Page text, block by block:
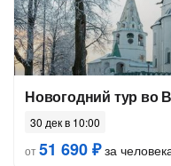
Новогодний тур во
30 дек в 10:00
от51 690 ₽за